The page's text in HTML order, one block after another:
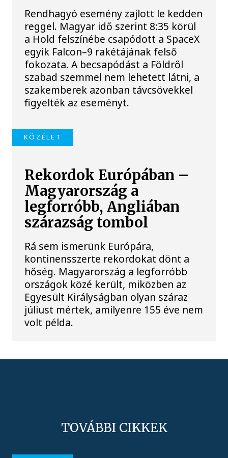
Rendhagyó esemény zajlott le kedden
reggel. Magyar idő szerint 8:35 körül
a Hold felszínébe csapódott a SpaceX
egyik Falcon–9 rakétájának felső
fokozata. A becsapódást a Földről
szabad szemmel nem lehetett látni, a
szakemberek azonban távcsövekkel
figyelték az eseményt.
KÖZÉLET
Rekordok Európában –
Magyarország a
legforróbb, Angliában
szárazság tombol
Rá sem ismerünk Európára,
kontinensszerte rekordokat dönt a
hőség. Magyarország a legforróbb
országok közé került, miközben az
Egyesült Királyságban olyan száraz
júliust mértek, amilyenre 155 éve nem
volt példa.
TOVÁBBI CIKKEK